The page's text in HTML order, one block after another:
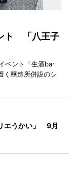
ト 「八王子
ベント「生酒bar
く醸造所併設のシ
エうかい」 9月